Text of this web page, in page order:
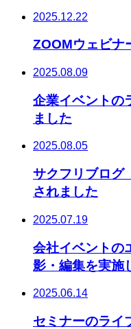
2025.12.22
ZOOMウェビナ
2025.08.09
企業イベントの
ました
2025.08.05
サクフリブログ
されました
2025.07.19
会社イベントの
影・編集を実施
2025.06.14
セミナーのライ